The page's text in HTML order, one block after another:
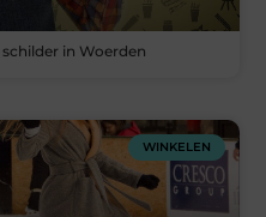
in Woerden
WINKELEN